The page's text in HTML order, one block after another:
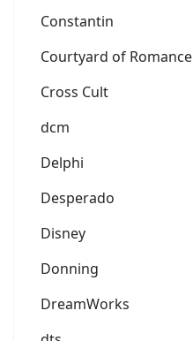
Constantin
Courtyard of Romance
Cross Cult
dcm
Delphi
Desperado
Disney
Donning
DreamWorks